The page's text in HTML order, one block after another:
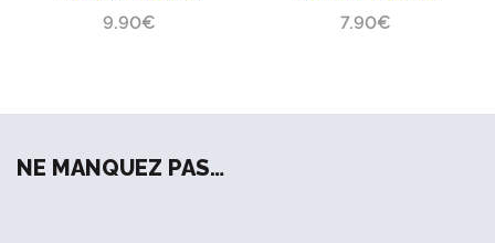
9.90€ 7.90€
NE MANQUEZ PAS…